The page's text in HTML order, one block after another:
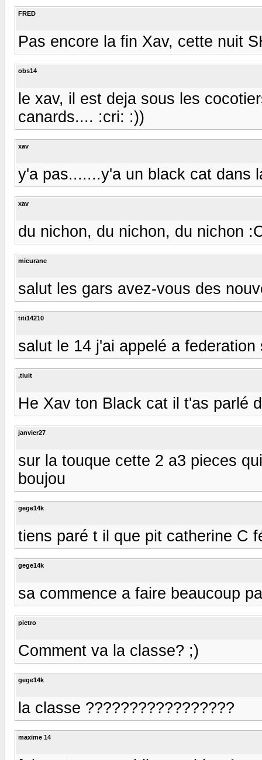
FRED
Pas encore la fin Xav, cette nuit
obs14
le xav, il est deja sous les
canards.... :cri: :))
xav
y'a pas.......y'a un black cat dans
xav
du nichon, du nichon, du nichon
micurane
salut les gars avez-vous des
titi14210
salut le 14 j'ai appelé a
,tiuit
He Xav ton Black cat il t'as parlé
janvier27
sur la touque cette 2 a3 pieces
boujou
gege14k
tiens paré t il que pit catherine C
gege14k
sa commence a faire beaucoup
pietro
Comment va la classe? ;)
gege14k
la classe ?????????????????
maxime 14